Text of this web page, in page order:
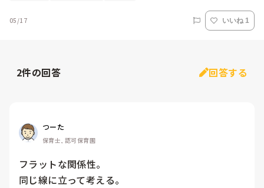
05/17 いいね 1
2件の回答 回答する
つーた
保育士, 認可保育園
フラットな関係性。
同じ線に立って考える。